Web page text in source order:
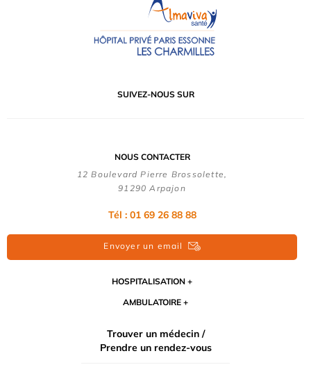
SUIVEZ-NOUS SUR
NOUS CONTACTER
12 Boulevard Pierre Brossolette,
91290 Arpajon
Tél : 01 69 26 88 88
Envoyer un email
HOSPITALISATION
AMBULATOIRE
Trouver un médecin /
Prendre un rendez-vous